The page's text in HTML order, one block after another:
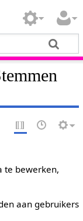
te bewerken,
aan gebruikers